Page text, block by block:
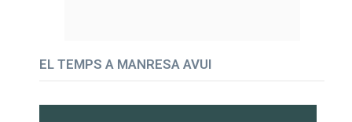
EL TEMPS A MANRESA AVUI